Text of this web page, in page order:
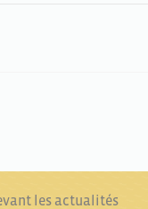
les actualités